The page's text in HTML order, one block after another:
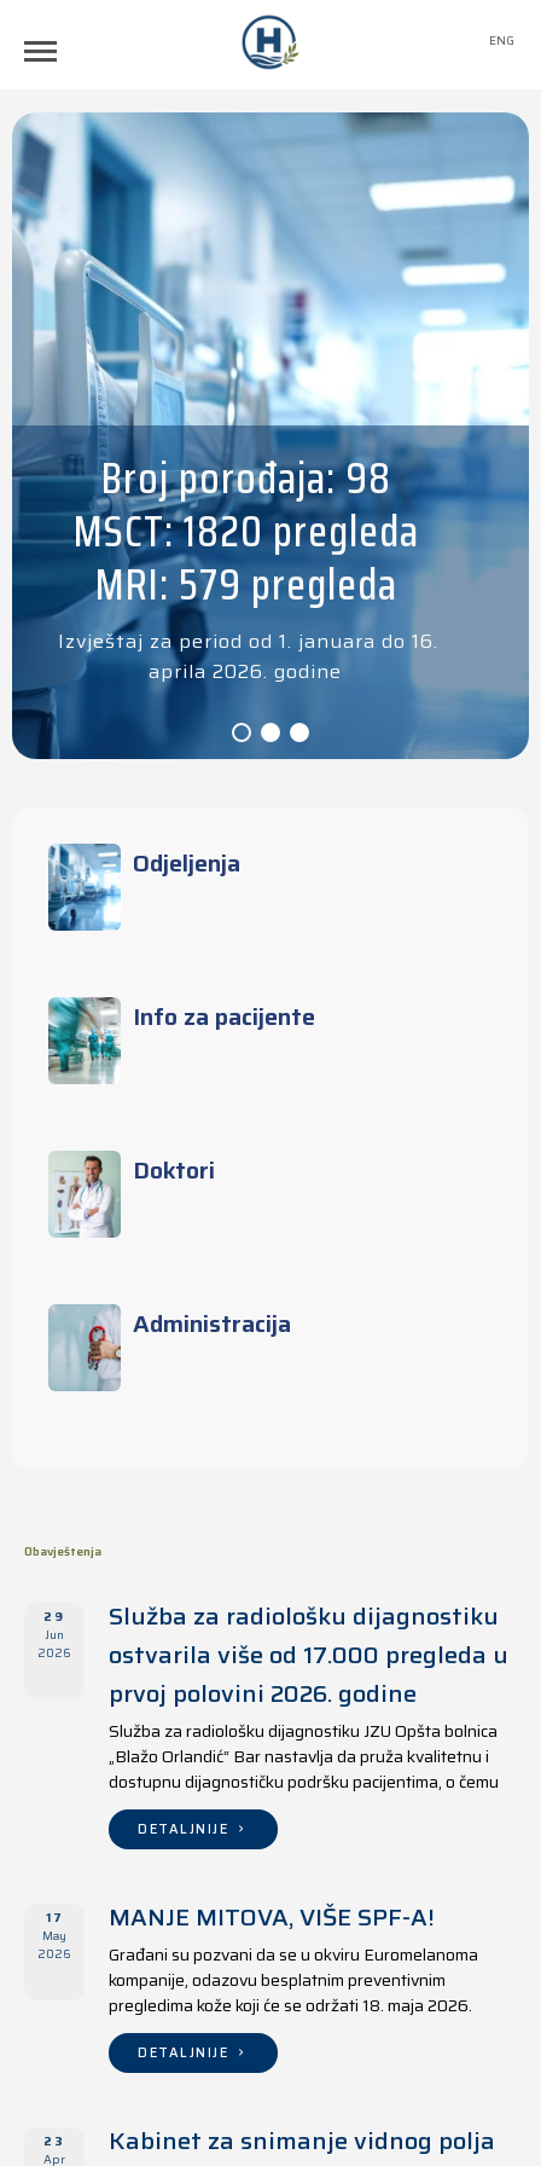
ENG
Broj porođaja: 98
MSCT: 1820 pregleda
MRI: 579 pregleda
Izvještaj za period od 1. januara do 16.
aprila 2026. godine
Odjeljenja
Info za pacijente
Doktori
Administracija
Obavještenja
29
Jun
2026
Služba za radiološku dijagnostiku
ostvarila više od 17.000 pregleda u
prvoj polovini 2026. godine
Služba za radiološku dijagnostiku JZU Opšta bolnica
„Blažo Orlandić“ Bar nastavlja da pruža kvalitetnu i
dostupnu dijagnostičku podršku pacijentima, o čemu
svjedoče i rezultati ostvareni u periodu od 1. januara
do 17. juna 2026. godine.
DETALJNIJE
17
May
2026
MANJE MITOVA, VIŠE SPF-A!
Građani su pozvani da se u okviru Euromelanoma
kompanije, odazovu besplatnim preventivnim
pregledima kože koji će se održati 18. maja 2026.
godine u jedanaest opština širom Crne Gore, kako u
državnim tako i u privatnim zdravstvenim ustanovama.
DETALJNIJE
23
Apr
Kabinet za snimanje vidnog polja